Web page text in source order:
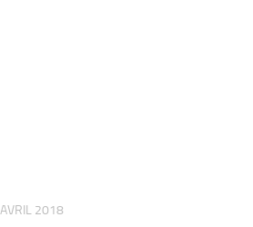
2018